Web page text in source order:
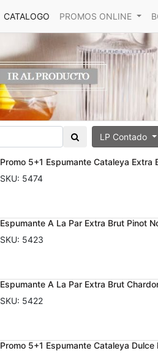
CATALOGO PROMOS ONLINE
LP Contado
Promo 5+1 Espumante Cataleya Extra
SKU: 5474
Espumante A La Par Extra Brut Pinot
SKU: 5423
Espumante A La Par Extra Brut
SKU: 5422
Promo 5+1 Espumante Cataleya